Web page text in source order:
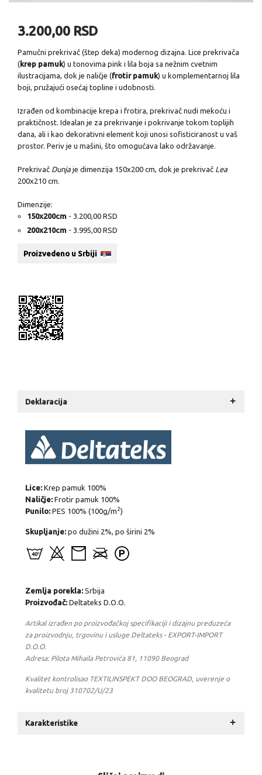
3.200,00 RSD
Pamučni prekrivač (štep deka) modernog dizajna. Lice prekrivača
( krep pamuk) u tonovima pink i lila boja sa nežnim cvetnim
ilustracijama, dok je naličje (frotir pamuk) u komplementarnoj lila
boji, pružajući osećaj topline i udobnosti.
Izrađen od kombinacije krepa i frotira, prekrivač nudi mekoću i
praktičnost. Idealan je za prekrivanje i pokrivanje tokom toplijih
dana, ali i kao dekorativni element koji unosi sofisticiranost u vaš
prostor. Periv je u mašini, što omogućava lako održavanje.
Prekrivač Dunja je dimenzija 150x200 cm, dok je prekrivač Lea
200x210 cm.
Dimenzije:
150x200cm- 3.200,00 RSD
200x210cm- 3.995,00 RSD
Proizvedeno u Srbiji
Deklaracija +
Lice:Krep pamuk 100%
Naličje:Frotir pamuk 100%
Punilo:PES 100% (100g/m2)
Skupljanje:po dužini 2%, po širini 2%
Zemlja porekla:Srbija
Proizvođač:Deltateks D.O.O.
Artikal izrađen po proizvođačkoj specifikaciji i dizajnu preduzeća
za proizvodnju, trgovinu i usluge Deltateks - EXPORT-IMPORT
D.O.O.
Adresa: Pilota Mihaila Petrovića 81, 11090 Beograd
Kvalitet kontrolisao TEXTILINSPEKT DOO BEOGRAD, uverenje o
kvalitetu broj 310702/U/23
Karakteristike +